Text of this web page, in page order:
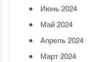
Июнь 2024
Май 2024
Апрель 2024
Март 2024